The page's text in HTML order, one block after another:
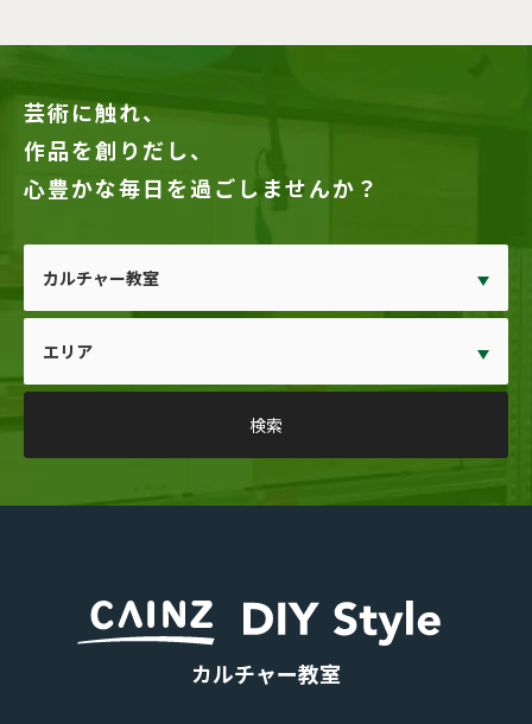
芸術に触れ、
作品を創りだし、
心豊かな毎日を過ごしませんか？
カルチャー教室